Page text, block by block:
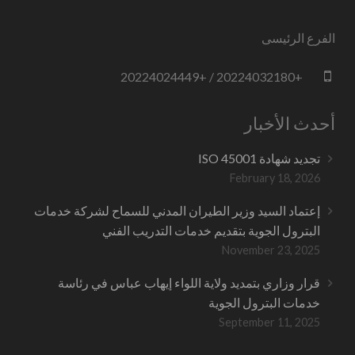
الفرع الرئيسى
+20224032180 / +20224024449
أحدث الأخبار
تجديد شهادة ISO 45001
February 18, 2026
إعتماد السيد وزير الطيران المدني للسماح لشركة خدمات
البترول الجوية بتقديم خدمات التدريب الفني
November 23, 2025
قرار وزاري بتمديد ولاية اللواء إيهاب عباس في رئاسة
خدمات البترول الجوية
September 11, 2025